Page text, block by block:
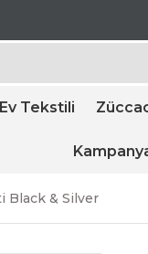
Ev Tekstili
Black & Silver